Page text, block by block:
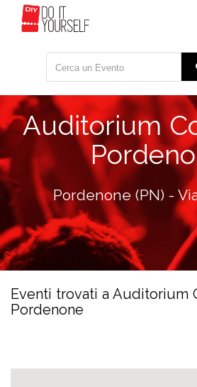
Auditorium
Pordenone (PN) -
Eventi trovati a Auditorium
Pordenone